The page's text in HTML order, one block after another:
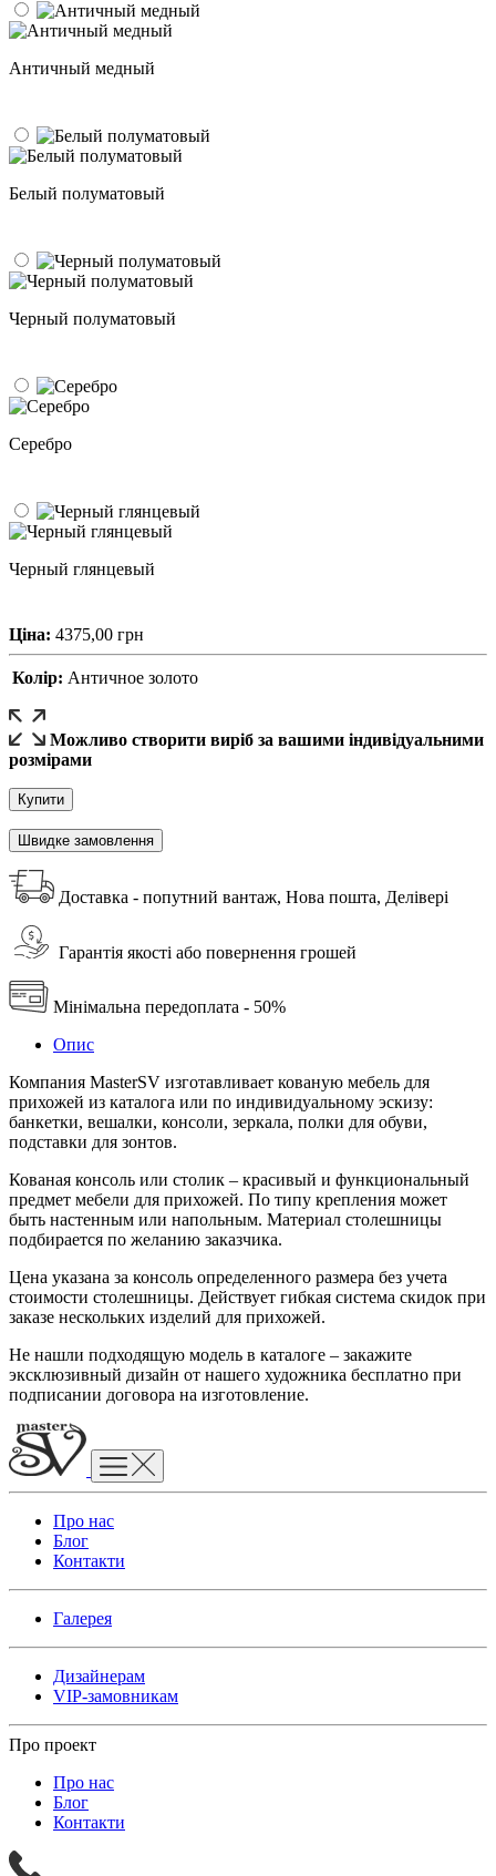
Античный медный
Белый полуматовый
Черный полуматовый
Серебро
Черный глянцевый
Ціна: 4375,00 грн
Колір: Античное золото
Можливо створити виріб за вашими індивідуальними
розмірами
Купити
Швидке замовлення
Доставка - попутний вантаж, Нова пошта, Делівері
Гарантія якості або повернення грошей
Мінімальна передоплата - 50%
Опис
Компания MasterSV изготавливает кованую мебель для
прихожей из каталога или по индивидуальному эскизу:
банкетки, вешалки, консоли, зеркала, полки для обуви,
подставки для зонтов.
Кованая консоль или столик – красивый и функциональный
предмет мебели для прихожей. По типу крепления может
быть настенным или напольным. Материал столешницы
подбирается по желанию заказчика.
Цена указана за консоль определенного размера без учета
стоимости столешницы. Действует гибкая система скидок при
заказе нескольких изделий для прихожей.
Не нашли подходящую модель в каталоге – закажите
эксклюзивный дизайн от нашего художника бесплатно при
подписании договора на изготовление.
Про нас
Блог
Контакти
Галерея
Дизайнерам
VIP-замовникам
Про проект
Про нас
Блог
Контакти